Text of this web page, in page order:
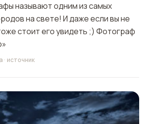
называют одним из самых
на свете! И даже если вы не
стоит его увидеть ;) Фотограф
· источник